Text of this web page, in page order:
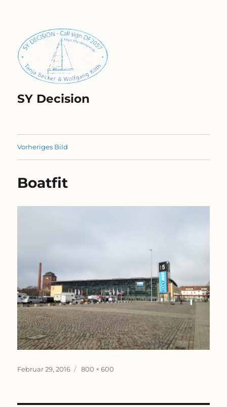
SY Decision
Vorheriges Bild
Boatfit
Veröffentlicht
Februar 29, 2016 Originalgröße
800 × 600